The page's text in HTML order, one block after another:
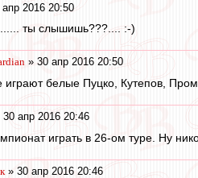
2016 20:50
ты слышишь???.... :-)
» 30 апр 2016 20:50
играют белые Пуцко, Кутепов,
30 апр 2016 20:46
играть в 26-ом туре. Ну
» 30 апр 2016 20:46